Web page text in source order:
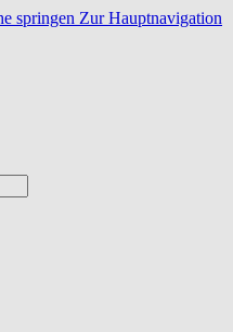
springen Zur Hauptnavigation